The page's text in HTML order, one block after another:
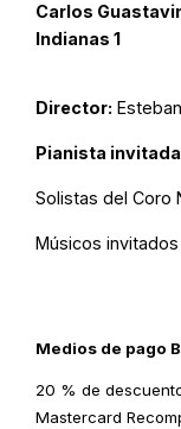
Carlos
Indianas 1
Director:
Pianista
Solistas del Coro
Músicos invitados
Medios de pago
20 % de
Mastercard